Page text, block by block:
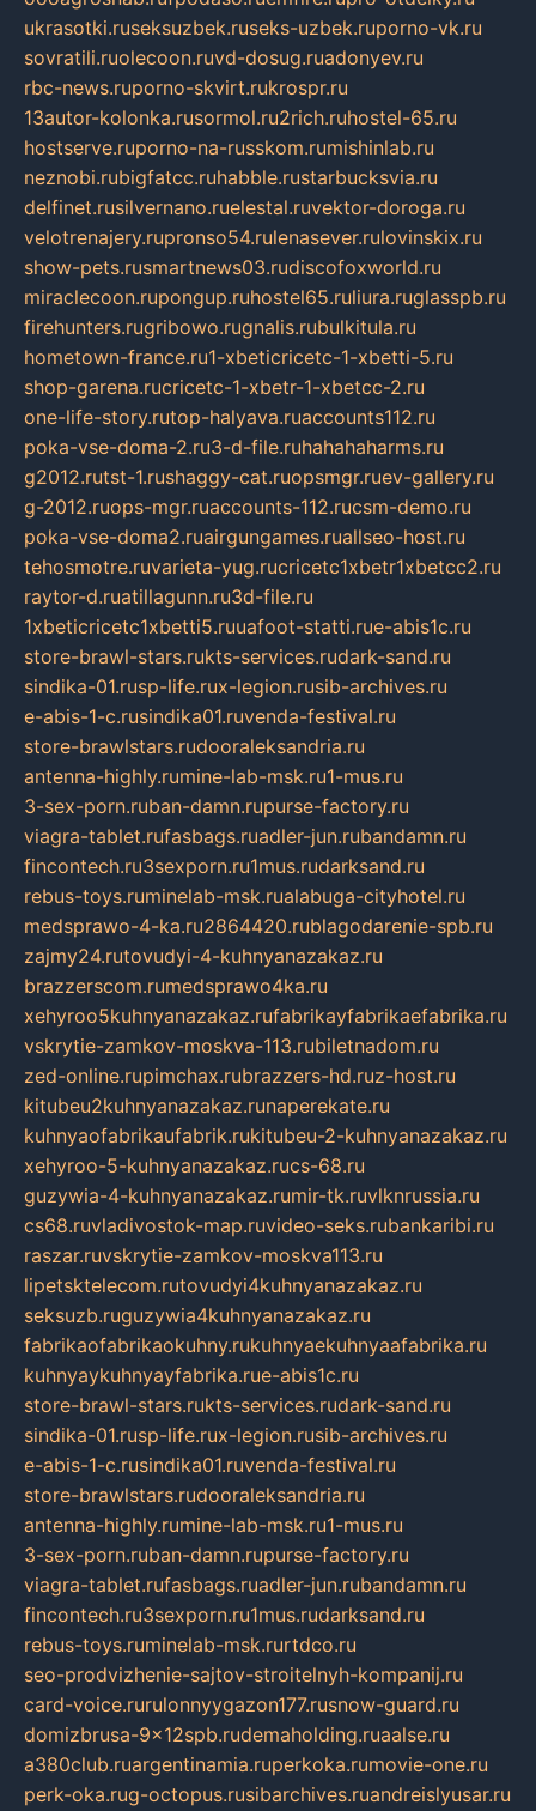
ukrasotki.ruseksuzbek.ruseks-uzbek.ruporno-vk.ru
sovratili.ruolecoon.ruvd-dosug.ruadonyev.ru
rbc-news.ruporno-skvirt.rukrospr.ru
13autor-kolonka.rusormol.ru2rich.ruhostel-65.ru
hostserve.ruporno-na-russkom.rumishinlab.ru
neznobi.rubigfatcc.ruhabble.rustarbucksvia.ru
delfinet.rusilvernano.ruelestal.ruvektor-doroga.ru
velotrenajery.rupronso54.rulenasever.rulovinskix.ru
show-pets.rusmartnews03.rudiscofoxworld.ru
miraclecoon.rupongup.ruhostel65.ruliura.ruglasspb.ru
firehunters.rugribowo.rugnalis.rubulkitula.ru
hometown-france.ru1-xbeticricetc-1-xbetti-5.ru
shop-garena.rucricetc-1-xbetr-1-xbetcc-2.ru
one-life-story.rutop-halyava.ruaccounts112.ru
poka-vse-doma-2.ru3-d-file.ruhahahaharms.ru
g2012.rutst-1.rushaggy-cat.ruopsmgr.ruev-gallery.ru
g-2012.ruops-mgr.ruaccounts-112.rucsm-demo.ru
poka-vse-doma2.ruairgungames.ruallseo-host.ru
tehosmotre.ruvarieta-yug.rucricetc1xbetr1xbetcc2.ru
raytor-d.ruatillagunn.ru3d-file.ru
1xbeticricetc1xbetti5.ruuafoot-statti.rue-abis1c.ru
store-brawl-stars.rukts-services.rudark-sand.ru
sindika-01.rusp-life.rux-legion.rusib-archives.ru
e-abis-1-c.rusindika01.ruvenda-festival.ru
store-brawlstars.rudooraleksandria.ru
antenna-highly.rumine-lab-msk.ru1-mus.ru
3-sex-porn.ruban-damn.rupurse-factory.ru
viagra-tablet.rufasbags.ruadler-jun.rubandamn.ru
fincontech.ru3sexporn.ru1mus.rudarksand.ru
rebus-toys.ruminelab-msk.rualabuga-cityhotel.ru
medsprawo-4-ka.ru2864420.rublagodarenie-spb.ru
zajmy24.rutovudyi-4-kuhnyanazakaz.ru
brazzerscom.rumedsprawo4ka.ru
xehyroo5kuhnyanazakaz.rufabrikayfabrikaefabrika.ru
vskrytie-zamkov-moskva-113.rubiletnadom.ru
zed-online.rupimchax.rubrazzers-hd.ruz-host.ru
kitubeu2kuhnyanazakaz.runaperekate.ru
kuhnyaofabrikaufabrik.rukitubeu-2-kuhnyanazakaz.ru
xehyroo-5-kuhnyanazakaz.rucs-68.ru
guzywia-4-kuhnyanazakaz.rumir-tk.ruvlknrussia.ru
cs68.ruvladivostok-map.ruvideo-seks.rubankaribi.ru
raszar.ruvskrytie-zamkov-moskva113.ru
lipetsktelecom.rutovudyi4kuhnyanazakaz.ru
seksuzb.ruguzywia4kuhnyanazakaz.ru
fabrikaofabrikaokuhny.rukuhnyaekuhnyaafabrika.ru
kuhnyaykuhnyayfabrika.rue-abis1c.ru
store-brawl-stars.rukts-services.rudark-sand.ru
sindika-01.rusp-life.rux-legion.rusib-archives.ru
e-abis-1-c.rusindika01.ruvenda-festival.ru
store-brawlstars.rudooraleksandria.ru
antenna-highly.rumine-lab-msk.ru1-mus.ru
3-sex-porn.ruban-damn.rupurse-factory.ru
viagra-tablet.rufasbags.ruadler-jun.rubandamn.ru
fincontech.ru3sexporn.ru1mus.rudarksand.ru
rebus-toys.ruminelab-msk.rurtdco.ru
seo-prodvizhenie-sajtov-stroitelnyh-kompanij.ru
card-voice.rurulonnyygazon177.rusnow-guard.ru
domizbrusa-9x12spb.rudemaholding.ruaalse.ru
a380club.ruargentinamia.ruperkoka.rumovie-one.ru
perk-oka.rug-octopus.rusibarchives.ruandreislyusar.ru